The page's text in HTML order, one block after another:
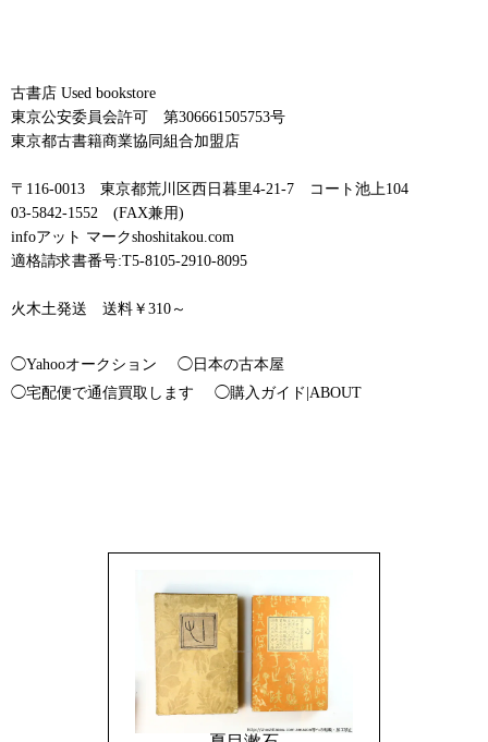
古書店 Used bookstore
東京公安委員会許可 第306661505753号
東京都古書籍商業協同組合加盟店
〒116-0013 東京都荒川区西日暮里4-21-7 コート池上104
03-5842-1552 (FAX兼用)
infoアット マークshoshitakou.com
適格請求書番号:T5-8105-2910-8095
火木土発送 送料￥310～
◯Yahooオークション
◯日本の古本屋
◯宅配便で通信買取します
◯購入ガイド|ABOUT